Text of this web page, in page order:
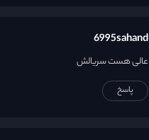
6995sahand
عالی هست سریالش
پاسخ